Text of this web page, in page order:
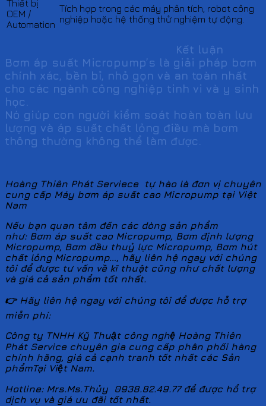
Thiết bị
OEM /
Automation
Tích hợp trong các máy phân tích, robot công
nghiệp hoặc hệ thống thử nghiệm tự động.
Kết luận
Bơm áp suất Micropump’s là giải pháp bơm
chính xác, bền bỉ, nhỏ gọn và an toàn nhất
cho các ngành công nghiệp tinh vi và y sinh
học.
Nó giúp con người kiểm soát hoàn toàn lưu
lượng và áp suất chất lỏng điều mà bơm
thông thường không thể làm được.
Hoàng Thiên Phát Serviece tự hào là đơn vị chuyên
cung cấp Máy bơm áp suất cao Micropump tại Việt
Nam
Nếu bạn quan tâm đến các dòng sản phẩm
như: Bơm áp suất cao Micropump, Bơm định lượng
Micropump, Bơm dầu thuỷ lực Micropump, Bơm hút
chất lỏng Micropump…, hãy liên hệ ngay với chúng
tôi để được tư vấn về kĩ thuật cũng như chất lượng
và giá cả sản phẩm tốt nhất.
👉 Hãy liên hệ ngay với chúng tôi để được hỗ trợ
miễn phí:
Công ty TNHH Kỹ Thuật công nghệ Hoàng Thiên
PhátService chuyên gia cung cấp phân phối hàng
chính hãng, giá cả cạnh tranh tốt nhất các Sản
phẩmTại Việt Nam.
Hotline: Mrs.Ms.Thủy 0938.82.49.77 để được hổ trợ
dịch vụ và giá ưu đãi tốt nhất.